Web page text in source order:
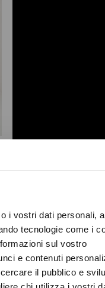
i vostri dati personali,
tecnologie come i
sul vostro
e contenuti
il pubblico e
chi utilizza i vostri
Close